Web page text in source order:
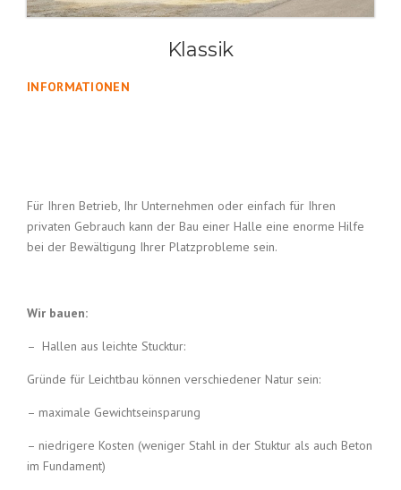
Klassik
INFORMATIONEN
Für Ihren Betrieb, Ihr Unternehmen oder einfach für Ihren
privaten Gebrauch kann der Bau einer Halle eine enorme Hilfe
bei der Bewältigung Ihrer Platzprobleme sein.
Wir bauen:
– Hallen aus leichte Stucktur:
Gründe für Leichtbau können verschiedener Natur sein:
– maximale Gewichtseinsparung
– niedrigere Kosten (weniger Stahl in der Stuktur als auch Beton
im Fundament)